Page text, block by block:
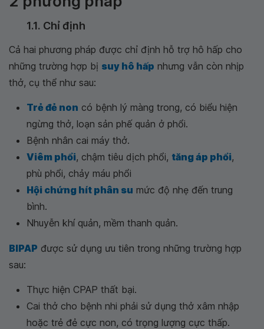
1.1. Chỉ định
Cả hai phương pháp được chỉ định hỗ trợ hô hấp cho
những trường hợp bị suy hô hấp nhưng vẫn còn nhịp
thở, cụ thể như sau:
Trẻ đẻ non có bệnh lý màng trong, có biểu hiện
ngừng thở, loạn sản phế quản ở phổi.
Bệnh nhân cai máy thở.
Viêm phổi, chậm tiêu dịch phổi, tăng áp phổi,
phù phổi, chảy máu phổi
Hội chứng hít phân su mức độ nhẹ đến trung
bình.
Nhuyễn khí quản, mềm thanh quản.
BIPAP được sử dụng ưu tiên trong những trường hợp
sau:
Thực hiện CPAP thất bại.
Cai thở cho bệnh nhi phải sử dụng thở xâm nhập
hoặc trẻ đẻ cực non, có trọng lượng cực thấp.